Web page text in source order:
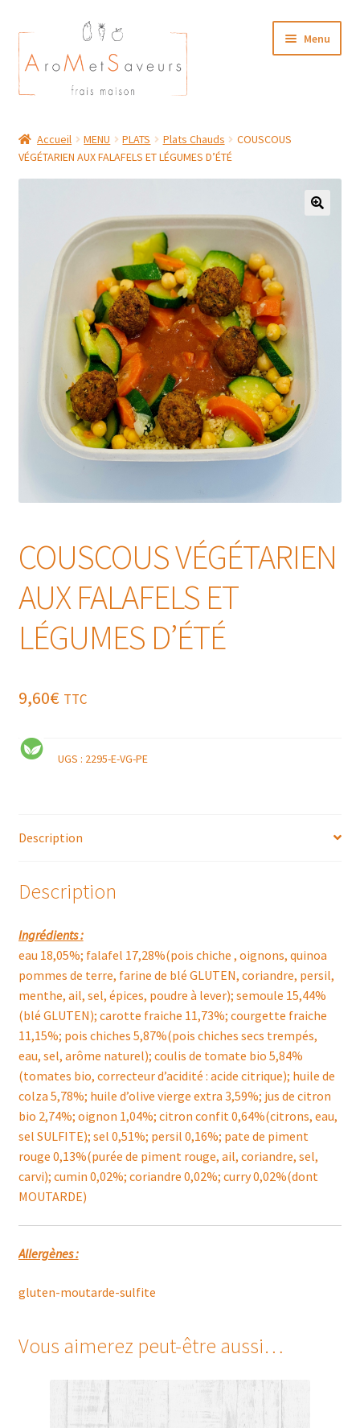
Aller
à
la
navigation
Aller
au
contenu
Menu
Plat du Jour/ Menu Week end
MON COMPTE
Accueil MENU PLATS Plats Chauds
COUSCOUS
VÉGÉTARIEN AUX FALAFELS ET LÉGUMES D’ÉTÉ
COUSCOUS VÉGÉTARIEN
AUX FALAFELS ET
LÉGUMES D’ÉTÉ
9,60€ TTC
UGS : 2295-E-VG-PE
Description
Description
Ingrédients :
eau 18,05%; falafel 17,28%(pois chiche , oignons, quinoa
pommes de terre, farine de blé GLUTEN, coriandre, persil,
menthe, ail, sel, épices, poudre à lever); semoule 15,44%
(blé GLUTEN); carotte fraiche 11,73%; courgette fraiche
11,15%; pois chiches 5,87%(pois chiches secs trempés,
eau, sel, arôme naturel); coulis de tomate bio 5,84%
(tomates bio, correcteur d’acidité : acide citrique); huile de
colza 5,78%; huile d’olive vierge extra 3,59%; jus de citron
bio 2,74%; oignon 1,04%; citron confit 0,64%(citrons, eau,
sel SULFITE); sel 0,51%; persil 0,16%; pate de piment
rouge 0,13%(purée de piment rouge, ail, coriandre, sel,
carvi); cumin 0,02%; coriandre 0,02%; curry 0,02%(dont
MOUTARDE)
Allergènes :
gluten-moutarde-sulfite
Vous aimerez peut-être aussi…